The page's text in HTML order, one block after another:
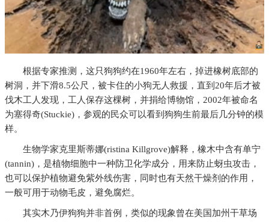
根据专家推测，这只狗狗约在1960年左右，掉进橡树底部的
树洞，并下滑8.5公尺，被卡住的小狗无人救援，直到20年后才被
伐木工人发现，工人保存这棵树，并捐给博物馆，2002年被命名
为塞得奇(Stuckie)，参观的民众可以看到狗狗生前最后几分钟的模
样。
生物学家克里斯蒂娜(ristina Killgrove)解释，橡木中含有单宁
(tannin)，是植物细胞中一种防卫化学成分，用来防止蚜虫攻击，
也可以保护植物避免紫外线伤害，同时也有天然干燥剂的作用，
一般可用于动物毛皮，避免腐烂。
其实木乃伊狗狗并非首例，类似的现象曾在美国加州干草场